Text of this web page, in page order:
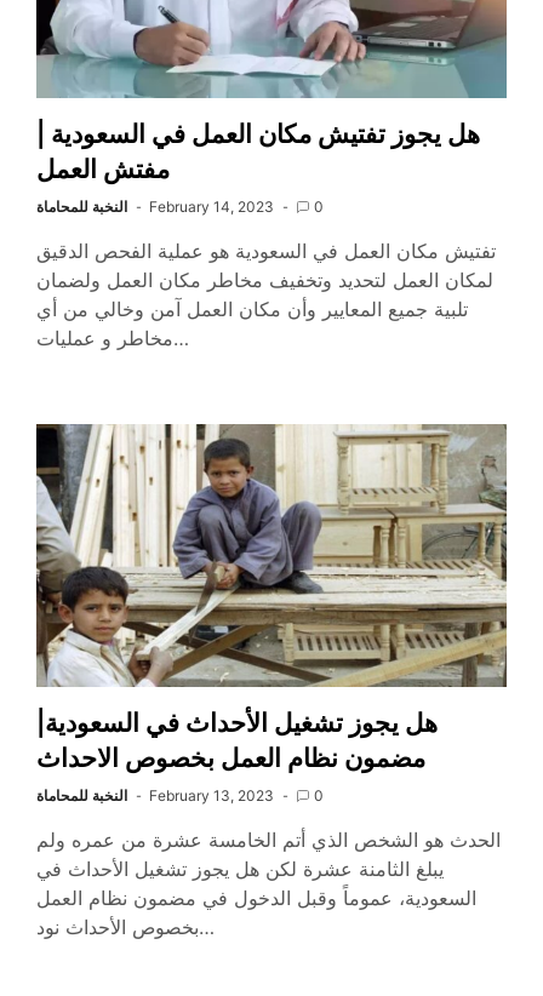
هل يجوز تفتيش مكان العمل في السعودية |
مفتش العمل
النخبة للمحاماة February 14, 2023 0
تفتيش مكان العمل في السعودية هو عملية الفحص الدقيق
لمكان العمل لتحديد وتخفيف مخاطر مكان العمل ولضمان
تلبية جميع المعايير وأن مكان العمل آمن وخالي من أي
مخاطر و عمليات…
هل يجوز تشغيل الأحداث في السعودية|
مضمون نظام العمل بخصوص الاحداث
النخبة للمحاماة February 13, 2023 0
الحدث هو الشخص الذي أتم الخامسة عشرة من عمره ولم
يبلغ الثامنة عشرة لكن هل يجوز تشغيل الأحداث في
السعودية، عموماً وقبل الدخول في مضمون نظام العمل
بخصوص الأحداث نود…